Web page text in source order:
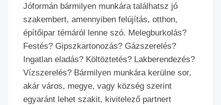
Jóformán bármilyen munkára találhatsz jó
szakembert, amennyiben felújítás, otthon,
építőipar témáról lenne szó. Melegburkolás?
Festés? Gipszkartonozás? Gázszerelés?
Ingatlan eladás? Költöztetés? Lakberendezés?
Vízszerelés? Bármilyen munkára kerülne sor,
akár város, megye, vagy község szerint
egyaránt lehet szakit, kivitelező partnert